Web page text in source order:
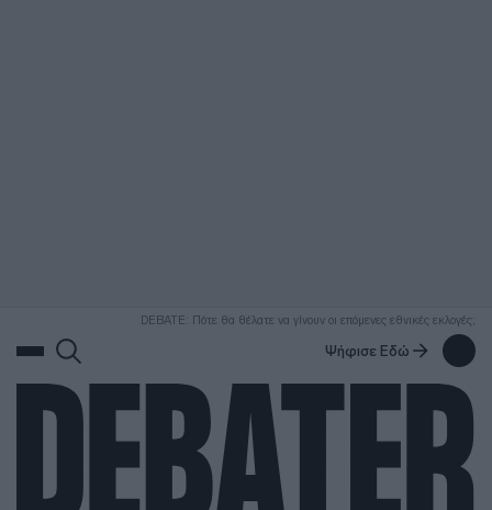
DEBATE: Πότε θα θέλατε να γίνουν οι επόμενες εθνικές εκλογές;
Ψήφισε Εδώ